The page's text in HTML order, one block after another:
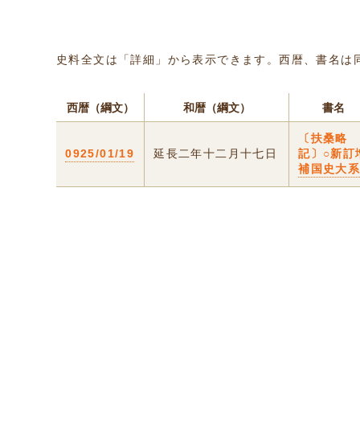
史料全文は「詳細」から表示できます。西暦、書名
西暦（綱文） 和暦（綱文） 書名
0925/01/19 延長二年十二月十七日
〔扶桑略
記〕○新訂
補国史大系